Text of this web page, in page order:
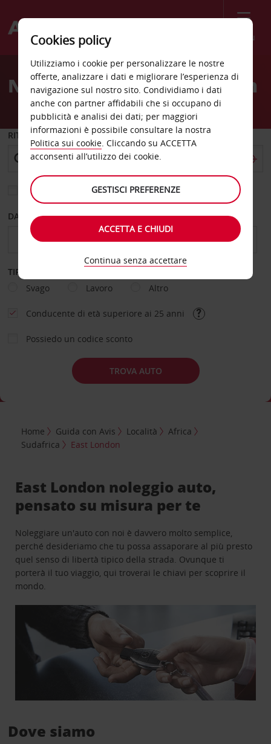
Menù
Welcome
AvisNoleggio auto East London
RITIRO DA
Scegli una località di riconsegna diversa
DAL GIORNO AL GIORNO
TIPOLOGIA DI NOLEGGIO
Svago
Lavoro Altro
Conducente di età superiore ai 25 anni
Possiedo un codice sconto
TROVA AUTO
Home Guida con Avis Località
Africa
Sudafrica
East London
East London noleggio auto,
pensato su misura per te
Noleggiare un'auto con noi è davvero molto semplice,
perché desideriamo che tu possa assaporare al più presto
quel senso di libertà tipico della strada. Ovunque ti
porterà il tuo viaggio, qui troverai le chiavi per scoprire il
mondo.
Dove siamo
Cookies policy
Utilizziamo i cookie per personalizzare le nostre
offerte, analizzare i dati e migliorare l’esperienza di
navigazione sul nostro sito. Condividiamo i dati
anche con partner affidabili che si occupano di
pubblicità e analisi dei dati; per maggiori
informazioni è possibile consultare la nostra
Politica sui cookie. Cliccando su ACCETTA
acconsenti all’utilizzo dei cookie.
GESTISCI PREFERENZE
ACCETTA E CHIUDI
Continua senza accettare